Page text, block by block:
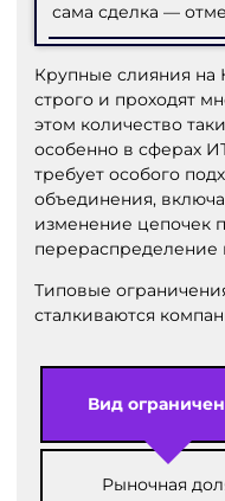
сама сделка —
Крупные слияния на
строго и проходят
этом количество
особенно в сферах
требует особого
объединения,
изменение цепочек
перераспределение
Типовые
сталкиваются
Вид
Рыночная